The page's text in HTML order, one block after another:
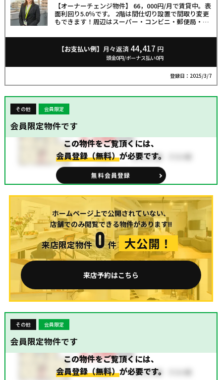
【オーナーチェンジ物件】 66，000円/月で賃貸中。表
面利回り5.0％です。 2階は間仕切り設置で間取り変更
もできます！周辺はスーパー・コンビニ・郵便局・学
【お支払い例】月々返済 44,417 円
頭金0円/ボーナス払い0円
登録日：2025/3/7
その他 会員限定
会員限定物件です
この物件をご覧頂くには、
会員登録（無料）が必要です。
無料会員登録
ホームページ上で公開されていない、
店舗でのみ閲覧できる物件があります!!
来店限定物件 0 件 大公開！
来店予約はこちら
その他 会員限定
会員限定物件です
この物件をご覧頂くには、
会員登録（無料）が必要です。